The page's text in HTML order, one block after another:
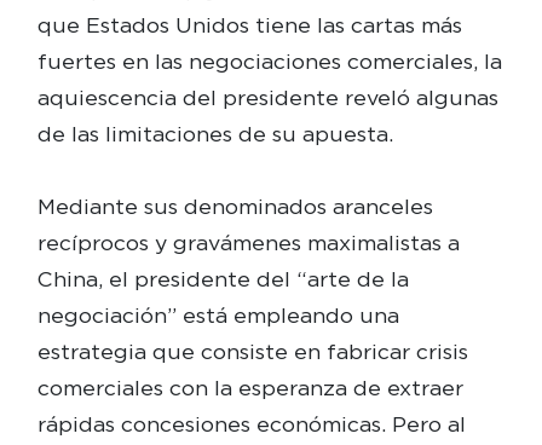
que Estados Unidos tiene las cartas más
fuertes en las negociaciones comerciales, la
aquiescencia del presidente reveló algunas
de las limitaciones de su apuesta.
Mediante sus denominados aranceles
recíprocos y gravámenes maximalistas a
China, el presidente del “arte de la
negociación” está empleando una
estrategia que consiste en fabricar crisis
comerciales con la esperanza de extraer
rápidas concesiones económicas. Pero al